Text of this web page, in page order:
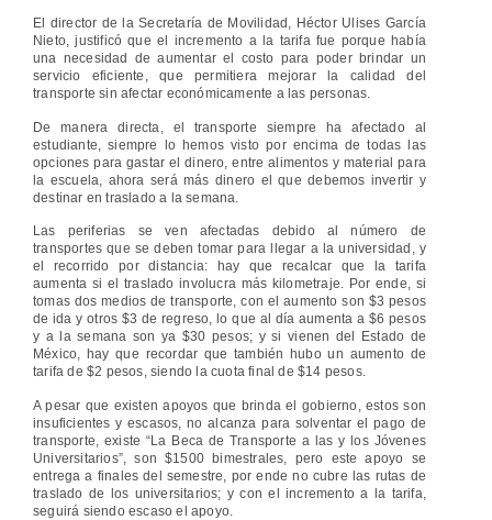
El director de la Secretaría de Movilidad, Héctor Ulises García
Nieto, justificó que el incremento a la tarifa fue porque había
una necesidad de aumentar el costo para poder brindar un
servicio eficiente, que permitiera mejorar la calidad del
transporte sin afectar económicamente a las personas.
De manera directa, el transporte siempre ha afectado al
estudiante, siempre lo hemos visto por encima de todas las
opciones para gastar el dinero, entre alimentos y material para
la escuela, ahora será más dinero el que debemos invertir y
destinar en traslado a la semana.
Las periferias se ven afectadas debido al número de
transportes que se deben tomar para llegar a la universidad, y
el recorrido por distancia: hay que recalcar que la tarifa
aumenta si el traslado involucra más kilometraje. Por ende, si
tomas dos medios de transporte, con el aumento son $3 pesos
de ida y otros $3 de regreso, lo que al día aumenta a $6 pesos
y a la semana son ya $30 pesos; y si vienen del Estado de
México, hay que recordar que también hubo un aumento de
tarifa de $2 pesos, siendo la cuota final de $14 pesos.
A pesar que existen apoyos que brinda el gobierno, estos son
insuficientes y escasos, no alcanza para solventar el pago de
transporte, existe “La Beca de Transporte a las y los Jóvenes
Universitarios”, son $1500 bimestrales, pero este apoyo se
entrega a finales del semestre, por ende no cubre las rutas de
traslado de los universitarios; y con el incremento a la tarifa,
seguirá siendo escaso el apoyo.